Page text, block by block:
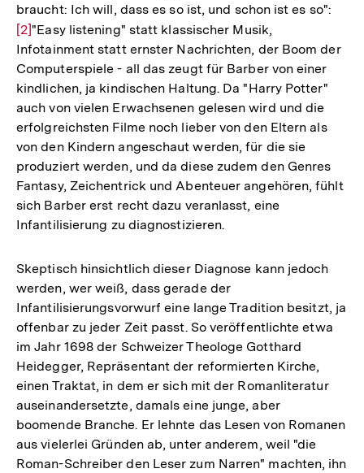
braucht: Ich will, dass es so ist, und schon ist es so":
der
[2]"Easy listening" statt klassischer Musik,
Infotainment statt ernster Nachrichten, der Boom der
Computerspiele - all das zeugt für Barber von einer
kindlichen, ja kindischen Haltung. Da "Harry Potter"
auch von vielen Erwachsenen gelesen wird und die
erfolgreichsten Filme noch lieber von den Eltern als
von den Kindern angeschaut werden, für die sie
produziert werden, und da diese zudem den Genres
Fantasy, Zeichentrick und Abenteuer angehören, fühlt
sich Barber erst recht dazu veranlasst, eine
Infantilisierung zu diagnostizieren.
Skeptisch hinsichtlich dieser Diagnose kann jedoch
werden, wer weiß, dass gerade der
Infantilisierungsvorwurf eine lange Tradition besitzt, ja
offenbar zu jeder Zeit passt. So veröffentlichte etwa
im Jahr 1698 der Schweizer Theologe Gotthard
Heidegger, Repräsentant der reformierten Kirche,
einen Traktat, in dem er sich mit der Romanliteratur
auseinandersetzte, damals eine junge, aber
boomende Branche. Er lehnte das Lesen von Romanen
aus vielerlei Gründen ab, unter anderem, weil "die
Roman-Schreiber den Leser zum Narren" machten, ihn